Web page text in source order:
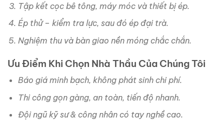
Tập kết cọc bê tông, máy móc và thiết bị ép.
Ép thử – kiểm tra lực, sau đó ép đại trà.
Nghiệm thu và bàn giao nền móng chắc chắn.
Ưu Điểm Khi Chọn Nhà Thầu Của Chúng Tôi
Báo giá minh bạch, không phát sinh chi phí.
Thi công gọn gàng, an toàn, tiến độ nhanh.
Đội ngũ kỹ sư & công nhân có tay nghề cao.